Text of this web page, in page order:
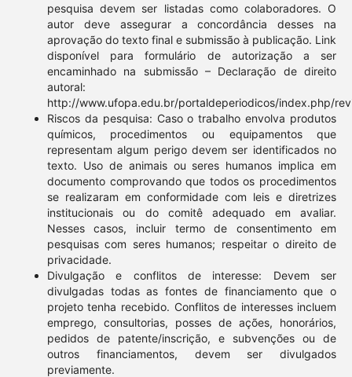
pesquisa devem ser listadas como colaboradores. O
autor deve assegurar a concordância desses na
aprovação do texto final e submissão à publicação. Link
disponível para formulário de autorização a ser
encaminhado na submissão – Declaração de direito
autoral:
http://www.ufopa.edu.br/portaldeperiodicos/index.php/
Riscos da pesquisa: Caso o trabalho envolva produtos
químicos, procedimentos ou equipamentos que
representam algum perigo devem ser identificados no
texto. Uso de animais ou seres humanos implica em
documento comprovando que todos os procedimentos
se realizaram em conformidade com leis e diretrizes
institucionais ou do comitê adequado em avaliar.
Nesses casos, incluir termo de consentimento em
pesquisas com seres humanos; respeitar o direito de
privacidade.
Divulgação e conflitos de interesse: Devem ser
divulgadas todas as fontes de financiamento que o
projeto tenha recebido. Conflitos de interesses incluem
emprego, consultorias, posses de ações, honorários,
pedidos de patente/inscrição, e subvenções ou de
outros financiamentos, devem ser divulgados
previamente.